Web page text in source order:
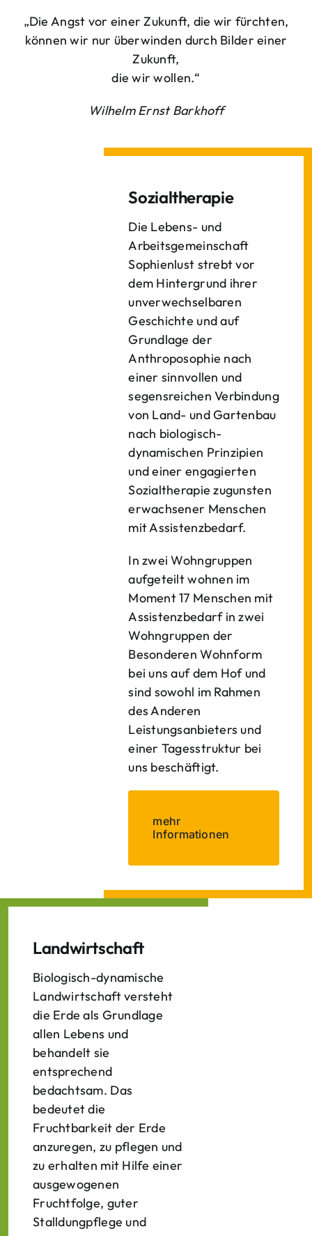
„Die Angst vor einer Zukunft, die wir fürchten,
können wir nur überwinden durch Bilder einer
Zukunft,
die wir wollen.“
Wilhelm Ernst Barkhoff
Sozialtherapie
Die Lebens- und
Arbeitsgemeinschaft
Sophienlust strebt vor
dem Hintergrund ihrer
unverwechselbaren
Geschichte und auf
Grundlage der
Anthroposophie nach
einer sinnvollen und
segensreichen Verbindung
von Land- und Gartenbau
nach biologisch-
dynamischen Prinzipien
und einer engagierten
Sozialtherapie zugunsten
erwachsener Menschen
mit Assistenzbedarf.
In zwei Wohngruppen
aufgeteilt wohnen im
Moment 17 Menschen mit
Assistenzbedarf in zwei
Wohngruppen der
Besonderen Wohnform
bei uns auf dem Hof und
sind sowohl im Rahmen
des Anderen
Leistungsanbieters und
einer Tagesstruktur bei
uns beschäftigt.
mehr
Informationen
Landwirtschaft
Biologisch-dynamische
Landwirtschaft versteht
die Erde als Grundlage
allen Lebens und
behandelt sie
entsprechend
bedachtsam. Das
bedeutet die
Fruchtbarkeit der Erde
anzuregen, zu pflegen und
zu erhalten mit Hilfe einer
ausgewogenen
Fruchtfolge, guter
Stalldungpflege und